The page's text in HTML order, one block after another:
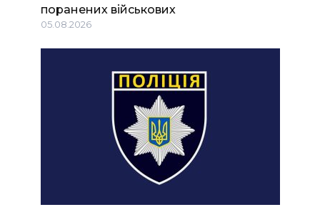
поранених військових
05.08.2026